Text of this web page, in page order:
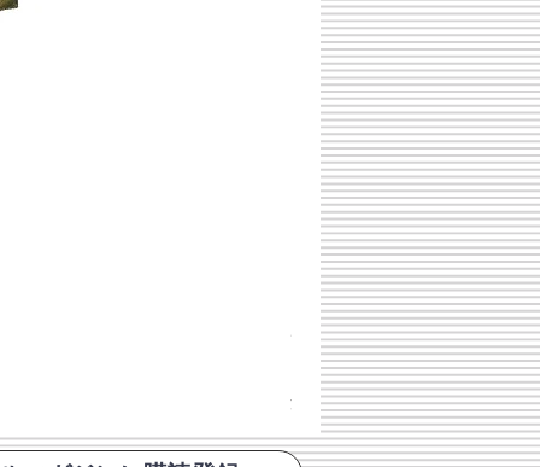
チェコスロバキア軍 連邦共
価格
￥398
消費税込み